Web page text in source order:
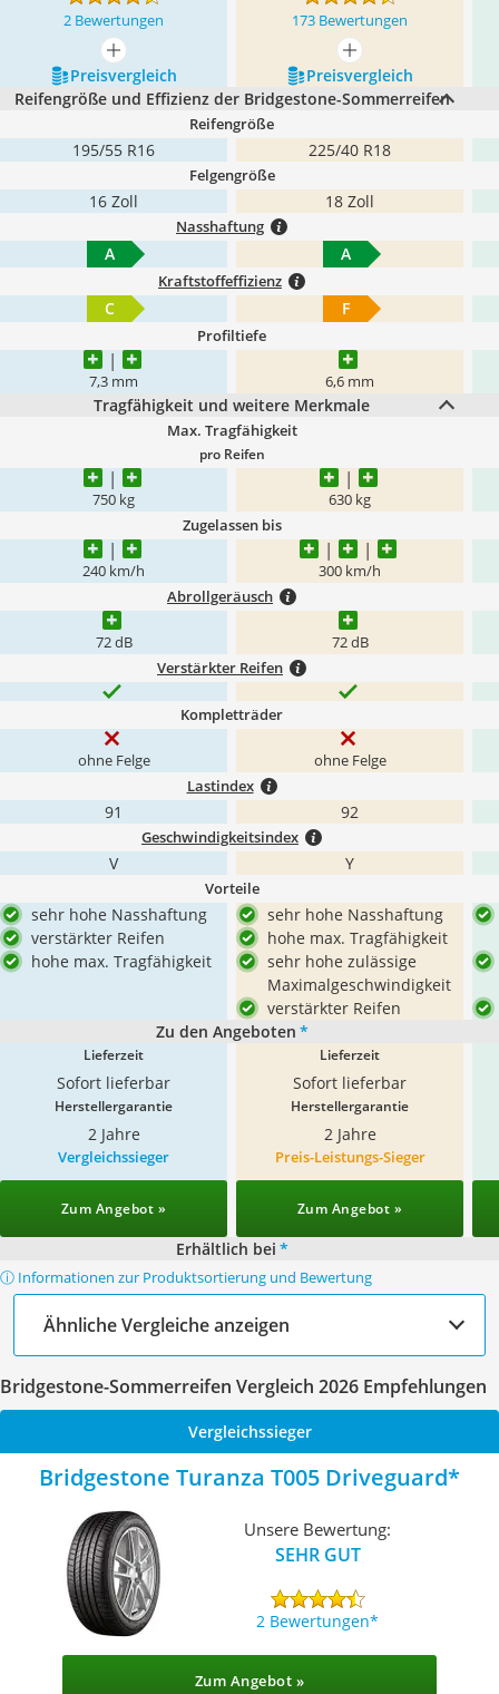
2 Bewertungen 173 Bewertungen
mehr anzeigen
mehr anzeigen
Preis­vergleich
Preis­vergleich
Reifengröße und Effizienz der Bridgestone-Sommerreifen
Reifengröße
195/55 R16 225/40 R18
Felgengröße
16 Zoll 18 Zoll
Nasshaftung
A A
Kraftstoffeffizienz
C F
Profiltiefe
7,3 mm 6,6 mm
Tragfähigkeit und weitere Merkmale
Max. Tragfähigkeit
pro Reifen
750 kg 630 kg
Zugelassen bis
240 km/h 300 km/h
Abrollgeräusch
72 dB 72 dB
Verstärkter Reifen
Kompletträder
ohne Felge ohne Felge
Lastindex
91 92
Geschwindigkeitsindex
V Y
Vorteile
sehr hohe Nasshaftung
verstärkter Reifen
hohe max. Tragfähigkeit
sehr hohe Nasshaftung
hohe max. Tragfähigkeit
sehr hohe zulässige
Maximalgeschwindigkeit
verstärkter Reifen
Zu den Angeboten *
Lieferzeit
Sofort lieferbar
Lieferzeit
Sofort lieferbar
Herstellergarantie
2 Jahre
Herstellergarantie
2 Jahre
Vergleichssieger
Zum Angebot »
Preis-Leistungs-Sieger
Zum Angebot »
Erhältlich bei *
ⓘ Informationen zur Produktsortierung und Bewertung
Ähnliche Vergleiche anzeigen
Bridgestone-Sommerreifen Vergleich 2026 Empfehlungen
Vergleichssieger
Bridgestone Turanza T005 Driveguard
Unsere Bewertung:
SEHR GUT
2 Bewertungen
Zum Angebot »